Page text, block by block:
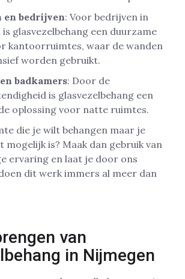
en bedrijven: Voor bedrijven in
glasvezelbehang een duurzame
kantoorruimtes, waar de wanden
worden gebruikt.
badkamers: Door de
is glasvezelbehang een
oplossing voor natte ruimtes.
die je wilt behangen maar je
mogelijk is? Maak dan gebruik van
ervaring en laat je door ons
dit werk immers al meer dan
van
in Nijmegen